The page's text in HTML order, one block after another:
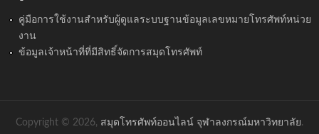
คู่มือการใช้งานสำหรับผู้ดูแลระบบฐานข้อมูลเลขหมายโทรศัพท์หน่วย
งาน
ข้อมูลเจ้าหน้าที่ที่มีสิทธิ์จัดการสมุดโทรศัพท์
Copyright © 2026, สมุดโทรศัพท์ออนไลน์ จุฬาลงกรณ์มหาวิทยาลัย.